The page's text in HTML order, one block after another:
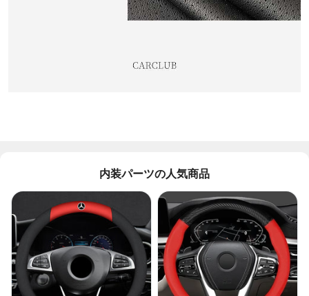
内装パーツの人気商品